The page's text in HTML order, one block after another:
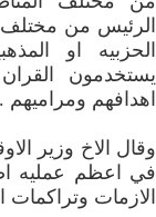
الرئيس من مختلف
الحزبيه او
يستخدمون
اهدافهم ومراميهم .
وقال الاخ وزير
في اعظم عمليه
الازمات وتراكمات